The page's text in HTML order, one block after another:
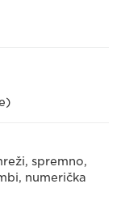
spremno,
numerička